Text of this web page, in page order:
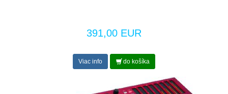
391,00 EUR
Viac info do košíka